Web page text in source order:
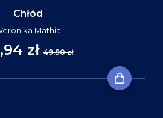
Chłód
Mathia
zł 49,90 zł